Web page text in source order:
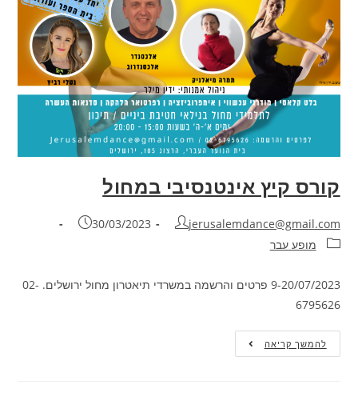
קורס קיץ אינטנסיבי במחול
מחבר:
jerusalemdance@gmail.com פורסם:
30/03/2023
קטגוריה:מופע עבר
9-20/07/2023 פרטים והרשמה במשרדי תיאטרון מחול ירושלים. 02-
6795626
להמשך קריאהקורס
קיץ